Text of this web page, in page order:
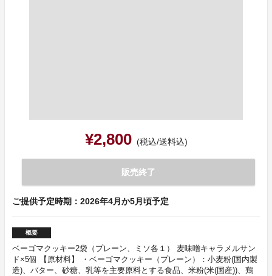
¥2,800 (税込/送料込)
販売終了
ご提供予定時期：2026年4月か5月頃予定
概要
ベーゴマクッキー2袋（プレーン、ミソ各１） 麦味噌キャラメルサン
ド×5個 【原材料】 ・ベーゴマクッキー（プレーン）：小麦粉(国内製
造)、バター、砂糖、乳等を主要原料とする食品、米粉(米(国産))、鶏